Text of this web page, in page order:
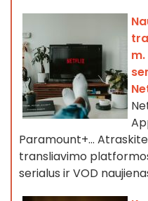
Paramount+…
transliavimo
serialus ir VOD